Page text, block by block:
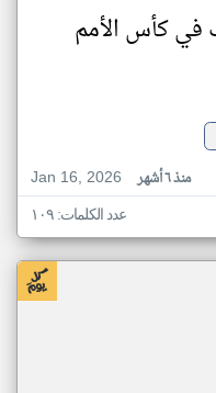
في كأس الأمم
Jan 16, 2026
منذ ٦ أشهر
عدد الكلمات: ١٠٩